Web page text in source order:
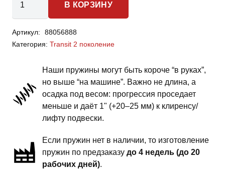
товара
Transit
2
пружины
передней
подвески
дюйм
комфорт
В КОРЗИНУ
Артикул:
88056888
Категория: Transit 2 поколение
Наши пружины могут быть короче “в руках”,
но выше “на машине”. Важно не длина, а
осадка под весом: прогрессия проседает
меньше и даёт 1" (+20–25 мм) к клиренсу/
лифту подвески.
Если пружин нет в наличии, то изготовление
пружин по предзаказу до 4 недель (до 20
рабочих дней).